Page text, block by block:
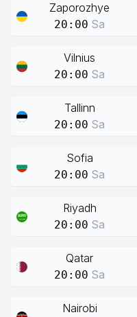
Zaporozhye
20:00 Sa
Vilnius
20:00 Sa
Tallinn
20:00 Sa
Sofia
20:00 Sa
Riyadh
20:00 Sa
Qatar
20:00 Sa
Nairobi